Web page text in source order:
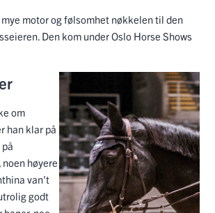
motor og følsomhet nøkkelen til den
Den kom under Oslo Horse Shows
om
han klar på
høyere
van't
godt